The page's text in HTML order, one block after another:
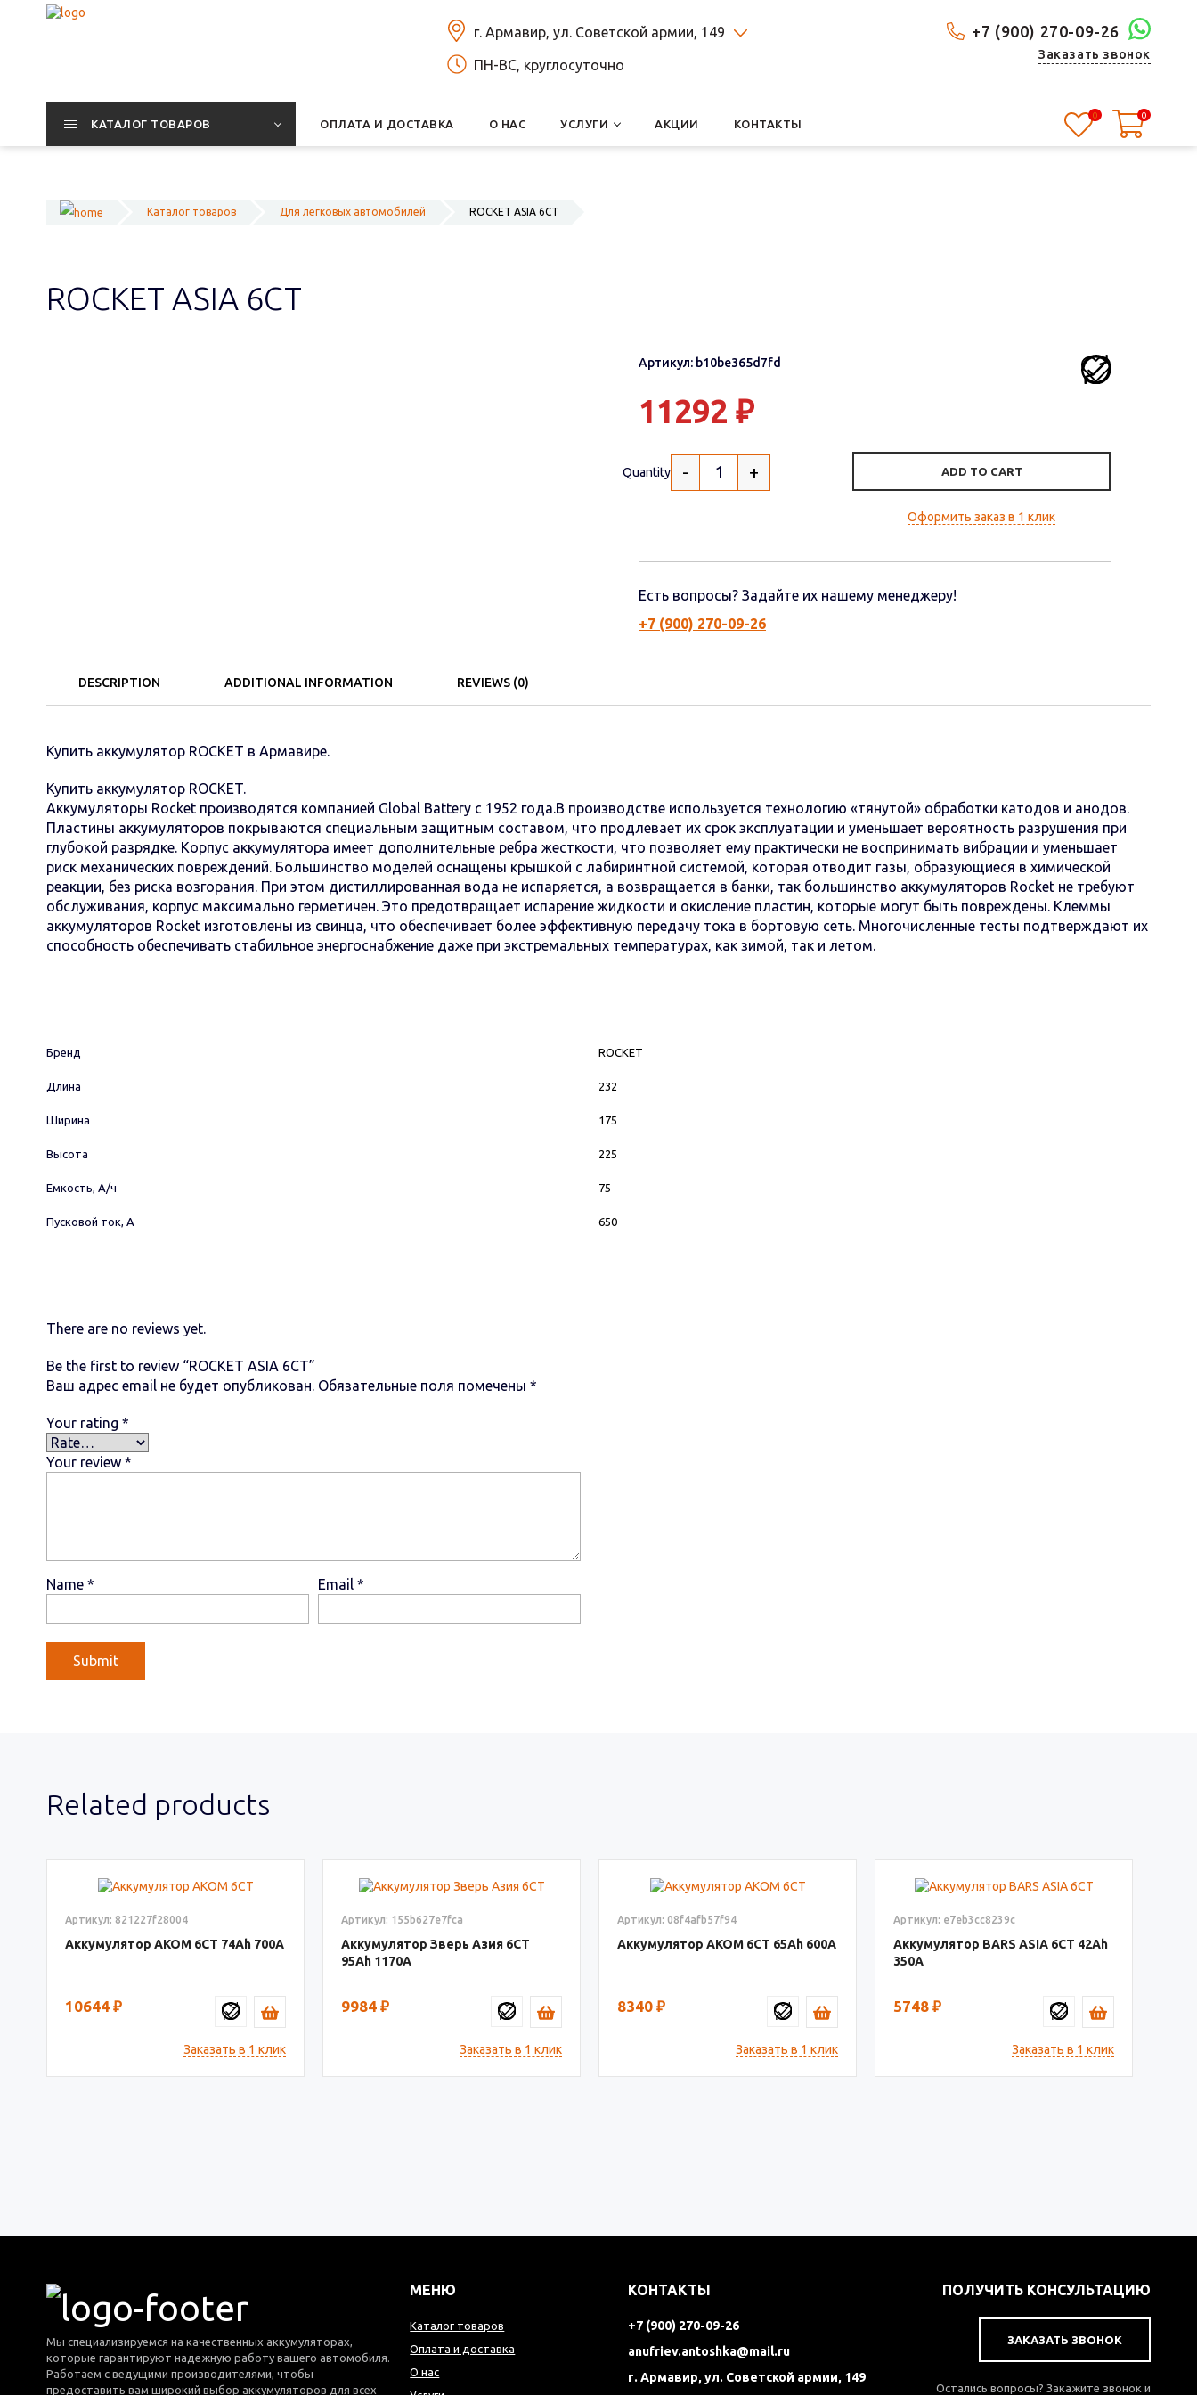
+7 (900) 270-09-26
Заказать звонок
г. Армавир, ул. Советской армии, 149
ПН-ВС, круглосуточно
КАТАЛОГ ТОВАРОВ ОПЛАТА И ДОСТАВКА О НАС УСЛУГИ АКЦИИ КОНТАКТЫ
0 0
Каталог товаров Для легковых автомобилей ROCKET ASIA 6СТ
ROCKET ASIA 6СТ
Артикул: b10be365d7fd
11292 ₽
Quantity - + ADD TO CART
Оформить заказ в 1 клик
Есть вопросы? Задайте их нашему менеджеру!
+7 (900) 270-09-26
DESCRIPTION ADDITIONAL INFORMATION REVIEWS (0)
Купить аккумулятор ROCKET в Армавире.
Купить аккумулятор ROCKET.
Аккумуляторы Rocket производятся компанией Global Battery с 1952 года.В производстве используется технологию «тянутой» обработки катодов и анодов.
Пластины аккумуляторов покрываются специальным защитным составом, что продлевает их срок эксплуатации и уменьшает вероятность разрушения при
глубокой разрядке. Корпус аккумулятора имеет дополнительные ребра жесткости, что позволяет ему практически не воспринимать вибрации и уменьшает
риск механических повреждений. Большинство моделей оснащены крышкой с лабиринтной системой, которая отводит газы, образующиеся в химической
реакции, без риска возгорания. При этом дистиллированная вода не испаряется, а возвращается в банки, так большинство аккумуляторов Rocket не требуют
обслуживания, корпус максимально герметичен. Это предотвращает испарение жидкости и окисление пластин, которые могут быть повреждены. Клеммы
аккумуляторов Rocket изготовлены из свинца, что обеспечивает более эффективную передачу тока в бортовую сеть. Многочисленные тесты подтверждают их
способность обеспечивать стабильное энергоснабжение даже при экстремальных температурах, как зимой, так и летом.
Бренд ROCKET
Длина 232
Ширина 175
Высота 225
Емкость, А/ч 75
Пусковой ток, А 650
There are no reviews yet.
Be the first to review “ROCKET ASIA 6СТ”
Ваш адрес email не будет опубликован. Обязательные поля помечены *
Your rating *
Your review *
Name * Email *
Related products
Артикул: 821227f28004
Аккумулятор AКОМ 6СТ 74 700
10644 ₽
Заказать в 1 клик
Артикул: 155b627e7fca
Аккумулятор Зверь Азия 6СТ
95
1170
9984 ₽
Заказать в 1 клик
Артикул: 08f4afb57f94
Аккумулятор AКОМ 6СТ 65 600
8340 ₽
Заказать в 1 клик
Артикул: e7eb3cc8239c
Аккумулятор BARS ASIA 6CT 42
350
5748 ₽
Заказать в 1 клик
Мы специализируемся на качественных аккумуляторах,
которые гарантируют надежную работу вашего автомобиля.
Работаем с ведущими производителями, чтобы
предоставить вам широкий выбор аккумуляторов для всех
МЕНЮ
Каталог товаров
Оплата и доставка
О нас
КОНТАКТЫ
+7 (900) 270-09-26
anufriev.antoshka@mail.ru
г. Армавир, ул. Советской армии, 149
ПОЛУЧИТЬ КОНСУЛЬТАЦИЮ
ЗАКАЗАТЬ ЗВОНОК
Остались вопросы? Закажите звонок и